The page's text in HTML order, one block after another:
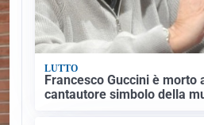
LUTTO
Francesco Guccini è morto
cantautore simbolo della